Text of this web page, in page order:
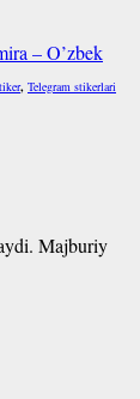
– O’zbek
, Telegram stikerlari
Majburiy